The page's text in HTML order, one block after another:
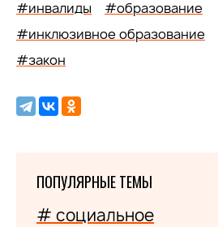
#инвалиды
#образование
#инклюзивное образование
#закон
ПОПУЛЯРНЫЕ ТЕМЫ
# социальное